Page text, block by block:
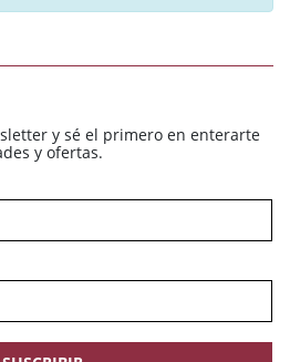
y sé el primero en enterarte
y ofertas.